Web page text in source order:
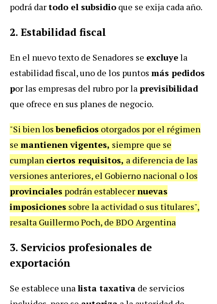
podrá dartodo el subsidio que se exija cada año.
2. Estabilidad fiscal
En el nuevo texto de Senadores se excluyela
estabilidad fiscal, uno de los puntos más pedidos
por las empresas del rubro por la previsibilidad
que ofrece en sus planes de negocio.
"Si bien losbeneficios otorgados por el régimen
se mantienen vigentes, siempre que se
cumplan ciertos requisitos, a diferencia de las
versiones anteriores, el Gobierno nacional o los
provinciales podrán establecernuevas
imposiciones sobre la actividad o sus titulares",
resalta Guillermo Poch, de BDO Argentina
3. Servicios profesionales de
exportación
Se establece una lista taxativa de servicios